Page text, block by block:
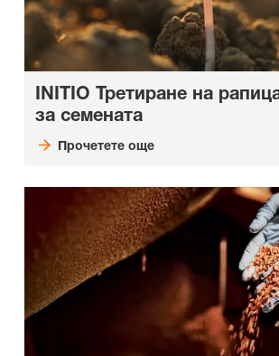
INITIO Третиране на
за семената
Прочетете още